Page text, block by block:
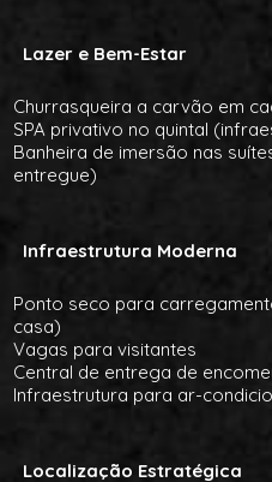
Lazer e Bem-Estar
Churrasqueira a carvão em
SPA privativo no quintal
Banheira de imersão nas
entregue)
Infraestrutura Moderna
Ponto seco para
casa)
Vagas para visitantes
Central de entrega de
Infraestrutura para ar-
Localização Estratégica